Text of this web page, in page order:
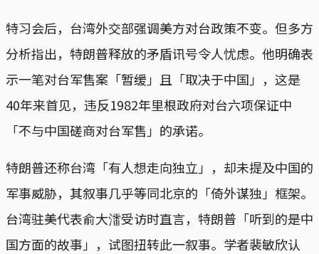
特习会后，台湾外交部强调美方对台政策不变。但多方
分析指出，特朗普释放的矛盾讯号令人忧虑。他明确表
示一笔对台军售案「暂缓」且「取决于中国」，这是
40年来首见，违反1982年里根政府对台六项保证中
「不与中国磋商对台军售」的承诺。
特朗普还称台湾「有人想走向独立」，却未提及中国的
军事威胁，其叙事几乎等同北京的「倚外谋独」框架。
台湾驻美代表俞大㵢受访时直言，特朗普「听到的是中
国方面的故事」，试图扭转此一叙事。学者裴敏欣认